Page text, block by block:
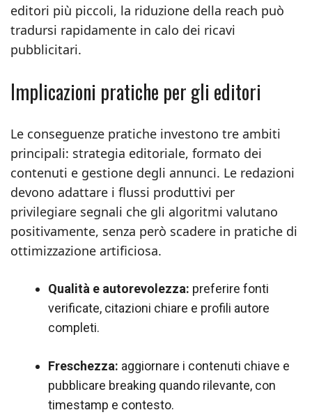
editori più piccoli, la riduzione della reach può
tradursi rapidamente in calo dei ricavi
pubblicitari.
Implicazioni pratiche per gli editori
Le conseguenze pratiche investono tre ambiti
principali: strategia editoriale, formato dei
contenuti e gestione degli annunci. Le redazioni
devono adattare i flussi produttivi per
privilegiare segnali che gli algoritmi valutano
positivamente, senza però scadere in pratiche di
ottimizzazione artificiosa.
Qualità e autorevolezza: preferire fonti
verificate, citazioni chiare e profili autore
completi.
Freschezza: aggiornare i contenuti chiave e
pubblicare breaking quando rilevante, con
timestamp e contesto.